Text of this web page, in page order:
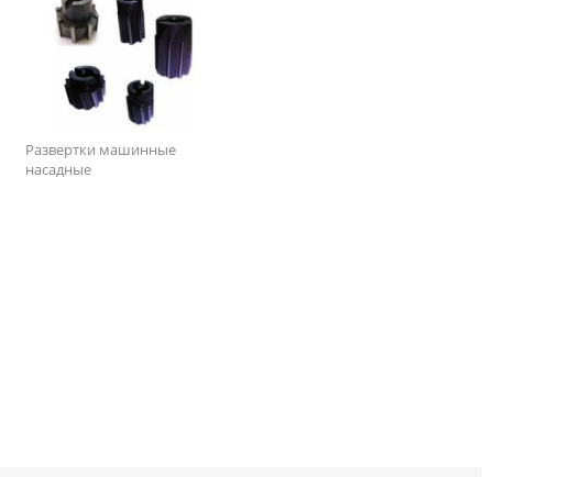
Развертки машинные
насадные